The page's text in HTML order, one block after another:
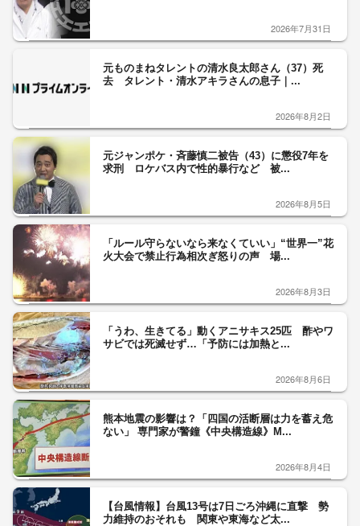
2026年7月31日
元ものまねタレントの清水良太郎さん（37）死
去 タレント・清水アキラさんの息子｜...
2026年8月2日
元ジャンポケ・斉藤慎二被告（43）に懲役7年を
求刑 ロケバス内で性的暴行など 被...
2026年8月5日
「ルール守らないなら来なくていい」“世界一”花
火大会で禁止行為相次ぎ怒りの声 場...
2026年8月3日
「うわ、生きてる」動くアニサキス25匹 酢やワ
サビでは死滅せず…「予防には加熱と...
2026年8月6日
熊本地震の影響は？「四国の活断層は力を蓄え危
ない」 専門家が警鐘《中央構造線》M...
2026年8月4日
【台風情報】台風13号は7日ごろ沖縄に直撃 勢
力維持のおそれも 関東や東海など太...